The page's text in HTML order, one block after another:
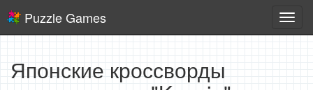
игры
Puzzle Games
Японские кроссворды